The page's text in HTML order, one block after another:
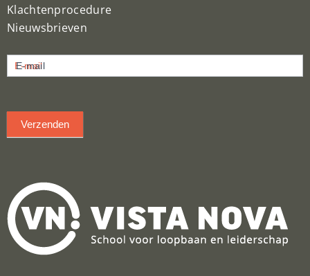
Klachtenprocedure
Nieuwsbrieven
inschrijven
E-mail
Verzenden